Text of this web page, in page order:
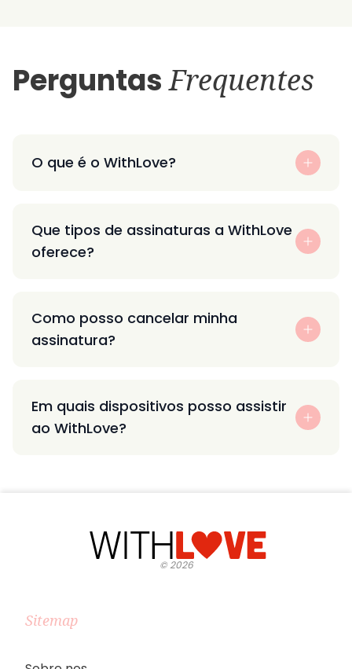
PerguntasFrequentes
O que é o WithLove?
Que tipos de assinaturas a WithLove
oferece?
Como posso cancelar minha
assinatura?
Em quais dispositivos posso assistir
ao WithLove?
©2026
Sitemap